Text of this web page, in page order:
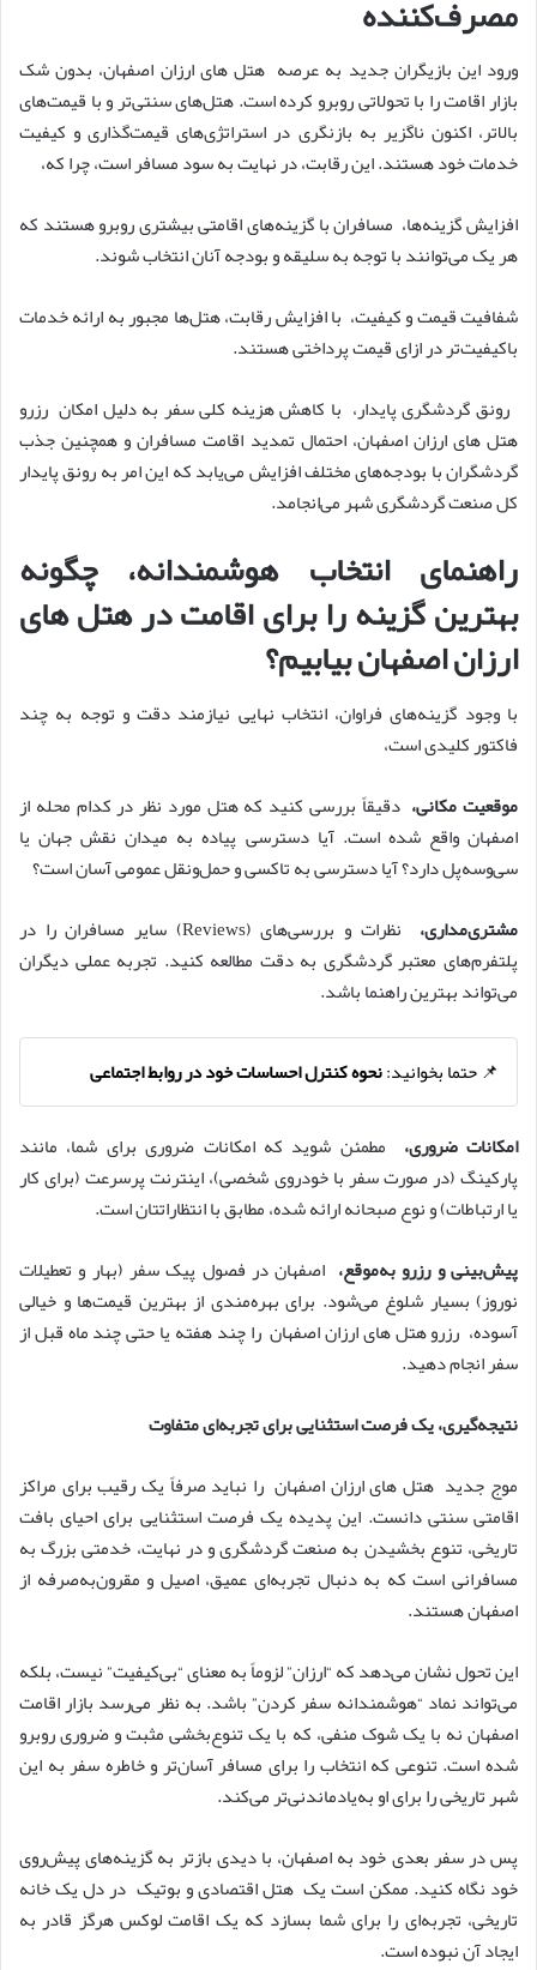
مصرف‌کننده
ورود این بازیگران جدید به عرصه هتل های ارزان اصفهان، بدون شک
بازار اقامت را با تحولاتی روبرو کرده است. هتل‌های سنتی‌تر و با قیمت‌های
بالاتر، اکنون ناگزیر به بازنگری در استراتژی‌های قیمت‌گذاری و کیفیت
خدمات خود هستند. این رقابت، در نهایت به سود مسافر است، چرا که،
افزایش گزینه‌ها، مسافران با گزینه‌های اقامتی بیشتری روبرو هستند که
هر یک می‌توانند با توجه به سلیقه و بودجه آنان انتخاب شوند.
شفافیت قیمت و کیفیت، با افزایش رقابت، هتل‌ها مجبور به ارائه خدمات
باکیفیت‌تر در ازای قیمت پرداختی هستند.
رونق گردشگری پایدار، با کاهش هزینه کلی سفر به دلیل امکان رزرو
هتل های ارزان اصفهان، احتمال تمدید اقامت مسافران و همچنین جذب
گردشگران با بودجه‌های مختلف افزایش می‌یابد که این امر به رونق پایدار
کل صنعت گردشگری شهر می‌انجامد.
راهنمای انتخاب هوشمندانه، چگونه
بهترین گزینه را برای اقامت در هتل های
ارزان اصفهان بیابیم؟
با وجود گزینه‌های فراوان، انتخاب نهایی نیازمند دقت و توجه به چند
فاکتور کلیدی است،
موقعیت مکانی، دقیقاً بررسی کنید که هتل مورد نظر در کدام محله از
اصفهان واقع شده است. آیا دسترسی پیاده به میدان نقش جهان یا
سی‌وسه‌پل دارد؟ آیا دسترسی به تاکسی و حمل‌ونقل عمومی آسان است؟
مشتری‌مداری،
نظرات و بررسی‌های (Reviews) سایر مسافران را در
پلتفرم‌های معتبر گردشگری به دقت مطالعه کنید. تجربه عملی دیگران
می‌تواند بهترین راهنما باشد.
📌 حتما بخوانید:نحوه کنترل احساسات خود در روابط اجتماعی
امکانات ضروری، مطمئن شوید که امکانات ضروری برای شما، مانند
پارکینگ (در صورت سفر با خودروی شخصی)، اینترنت پرسرعت (برای کار
یا ارتباطات) و نوع صبحانه ارائه شده، مطابق با انتظاراتتان است.
پیش‌بینی و رزرو به‌موقع، اصفهان در فصول پیک سفر (بهار و تعطیلات
نوروز) بسیار شلوغ می‌شود. برای بهره‌مندی از بهترین قیمت‌ها و خیالی
آسوده، رزرو هتل های ارزان اصفهان را چند هفته یا حتی چند ماه قبل از
سفر انجام دهید.
نتیجه‌گیری، یک فرصت استثنایی برای تجربه‌ای متفاوت
موج جدید هتل های ارزان اصفهان را نباید صرفاً یک رقیب برای مراکز
اقامتی سنتی دانست. این پدیده یک فرصت استثنایی برای احیای بافت
تاریخی، تنوع بخشیدن به صنعت گردشگری و در نهایت، خدمتی بزرگ به
مسافرانی است که به دنبال تجربه‌ای عمیق، اصیل و مقرون‌به‌صرفه از
اصفهان هستند.
این تحول نشان می‌دهد که “ارزان” لزوماً به معنای “بی‌کیفیت” نیست، بلکه
می‌تواند نماد “هوشمندانه سفر کردن” باشد. به نظر می‌رسد بازار اقامت
اصفهان نه با یک شوک منفی، که با یک تنوع‌بخشی مثبت و ضروری روبرو
شده است. تنوعی که انتخاب را برای مسافر آسان‌تر و خاطره سفر به این
شهر تاریخی را برای او به‌یادماندنی‌تر می‌کند.
پس در سفر بعدی خود به اصفهان، با دیدی بازتر به گزینه‌های پیش‌روی
خود نگاه کنید. ممکن است یک هتل اقتصادی و بوتیک در دل یک خانه
تاریخی، تجربه‌ای را برای شما بسازد که یک اقامت لوکس هرگز قادر به
ایجاد آن نبوده است.